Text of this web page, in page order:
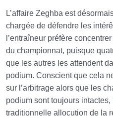
L’affaire Zeghba est
chargée de défendre les
l’entraîneur préfère
du championnat, puisque
que les autres les attendent
podium. Conscient que cela
sur l’arbitrage alors que les
podium sont toujours
traditionnelle allocution de la